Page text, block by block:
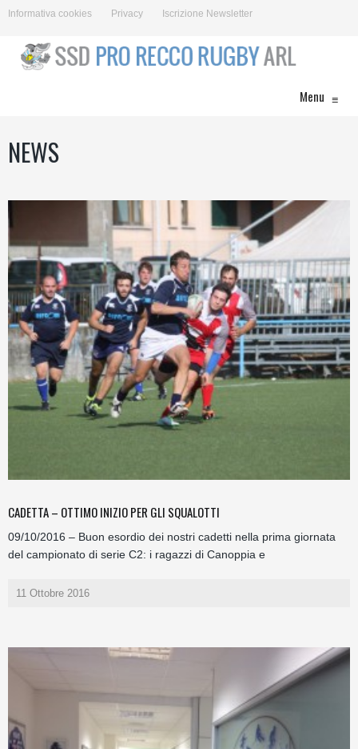
Informativa cookies Privacy Iscrizione Newsletter
Menu ≡
NEWS
CADETTA – OTTIMO INIZIO PER GLI SQUALOTTI
09/10/2016 – Buon esordio dei nostri cadetti nella prima giornata
del campionato di serie C2: i ragazzi di Canoppia e
11 Ottobre 2016